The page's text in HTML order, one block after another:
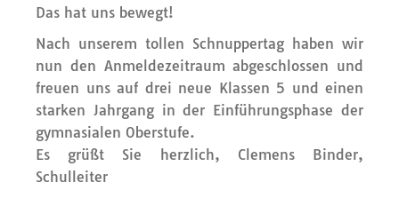
Das hat uns bewegt!
Nach unserem tollen Schnuppertag haben wir
nun den Anmeldezeitraum abgeschlossen und
freuen uns auf drei neue Klassen 5 und einen
starken Jahrgang in der Einführungsphase der
gymnasialen Oberstufe.
Es grüßt Sie herzlich, Clemens Binder,
Schulleiter